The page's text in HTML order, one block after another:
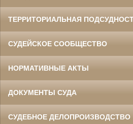
ТЕРРИТОРИАЛЬНАЯ
СУДЕЙСКОЕ СООБЩЕСТВО
НОРМАТИВНЫЕ АКТЫ
ДОКУМЕНТЫ СУДА
СУДЕБНОЕ ДЕЛОПРОИЗВОДСТВО